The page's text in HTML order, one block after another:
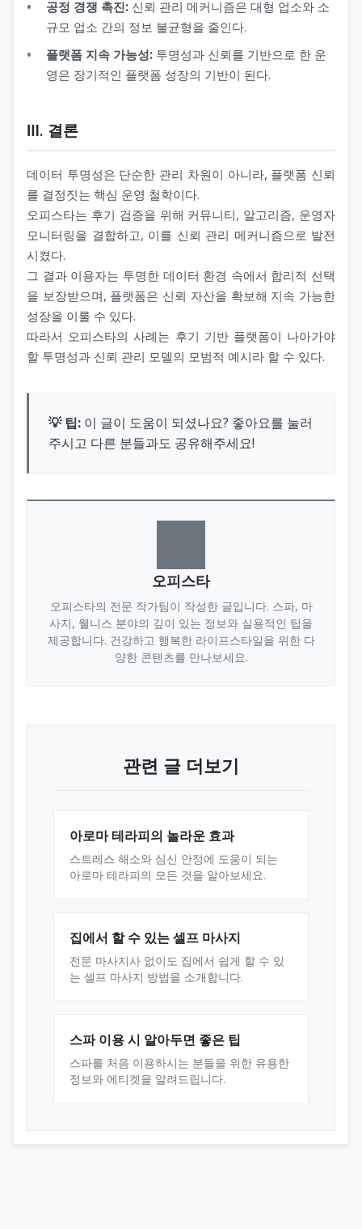
공정 경쟁 촉진: 신뢰 관리 메커니즘은 대형 업소와 소
규모 업소 간의 정보 불균형을 줄인다.
플랫폼 지속 가능성: 투명성과 신뢰를 기반으로 한 운
영은 장기적인 플랫폼 성장의 기반이 된다.
Ⅲ. 결론
데이터 투명성은 단순한 관리 차원이 아니라, 플랫폼 신뢰
를 결정짓는 핵심 운영 철학이다.
오피스타는 후기 검증을 위해 커뮤니티, 알고리즘, 운영자
모니터링을 결합하고, 이를 신뢰 관리 메커니즘으로 발전
시켰다.
그 결과 이용자는 투명한 데이터 환경 속에서 합리적 선택
을 보장받으며, 플랫폼은 신뢰 자산을 확보해 지속 가능한
성장을 이룰 수 있다.
따라서 오피스타의 사례는 후기 기반 플랫폼이 나아가야
할 투명성과 신뢰 관리 모델의 모범적 예시라 할 수 있다.
💡 팁: 이 글이 도움이 되셨나요? 좋아요를 눌러
주시고 다른 분들과도 공유해주세요!
오피스타
오피스타의 전문 작가팀이 작성한 글입니다. 스파, 마
사지, 웰니스 분야의 깊이 있는 정보와 실용적인 팁을
제공합니다. 건강하고 행복한 라이프스타일을 위한 다
양한 콘텐츠를 만나보세요.
관련 글 더보기
아로마 테라피의 놀라운 효과
스트레스 해소와 심신 안정에 도움이 되는
아로마 테라피의 모든 것을 알아보세요.
집에서 할 수 있는 셀프 마사지
전문 마사지사 없이도 집에서 쉽게 할 수 있
는 셀프 마사지 방법을 소개합니다.
스파 이용 시 알아두면 좋은 팁
스파를 처음 이용하시는 분들을 위한 유용한
정보와 에티켓을 알려드립니다.